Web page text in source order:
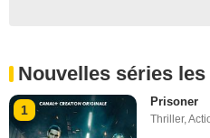
Nouvelles séries
1
Prisoner
Thriller,